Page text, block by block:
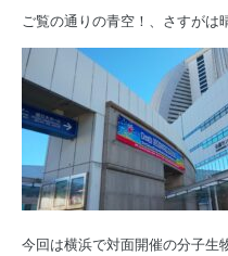
ご覧の通りの青空！、さすがは
今回は横浜で対面開催の分子生